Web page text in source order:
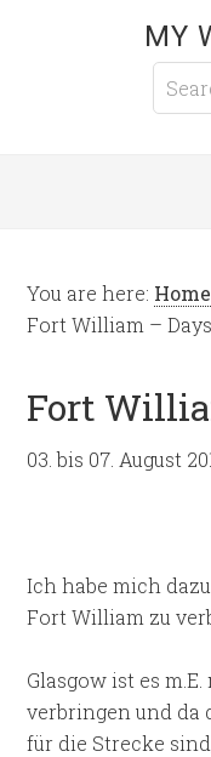
MY
You are here: Home
Fort William –
Fort
03. bis 07. August
Ich habe mich
Fort William zu
Glasgow ist es
verbringen und da
für die Strecke